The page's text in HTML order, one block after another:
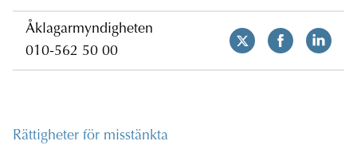
Åklagarmyndigheten
010-562 50 00
Rättigheter för misstänkta